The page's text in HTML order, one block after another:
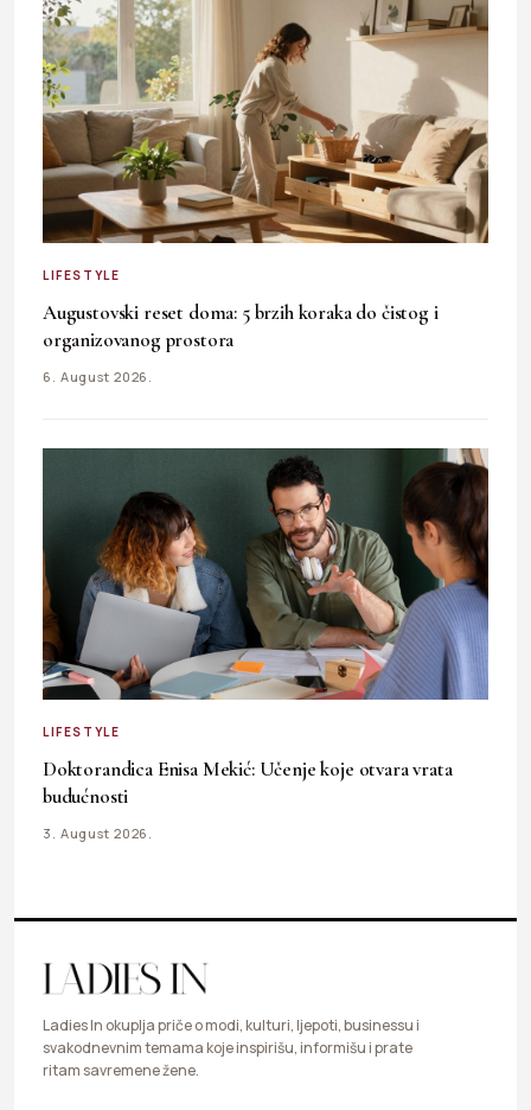
LIFESTYLE
Augustovski reset doma: 5 brzih koraka do čistog i
organizovanog prostora
6. August 2026.
LIFESTYLE
Doktorandica Enisa Mekić: Učenje koje otvara vrata
budućnosti
3. August 2026.
Ladies In okuplja priče o modi, kulturi, ljepoti, businessu i
svakodnevnim temama koje inspirišu, informišu i prate
ritam savremene žene.